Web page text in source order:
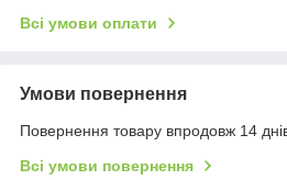
Всі умови оплати
Умови повернення
Повернення товару впродовж 14
Всі умови повернення